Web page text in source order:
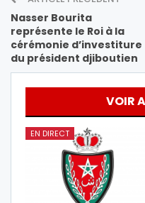
Nasser Bourita
représente le Roi à la
cérémonie d’investiture
du président djiboutien
VOIR
EN DIRECT